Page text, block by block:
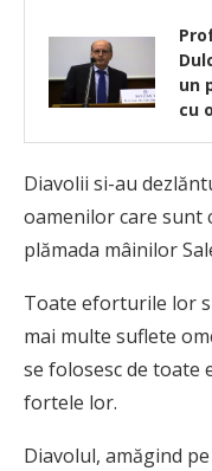
un
cu
Diavolii si-au
oamenilor care sunt
plămada mâinilor
Toate eforturile lor
mai multe suflete
se folosesc de toate
fortele lor.
Diavolul, amăgind